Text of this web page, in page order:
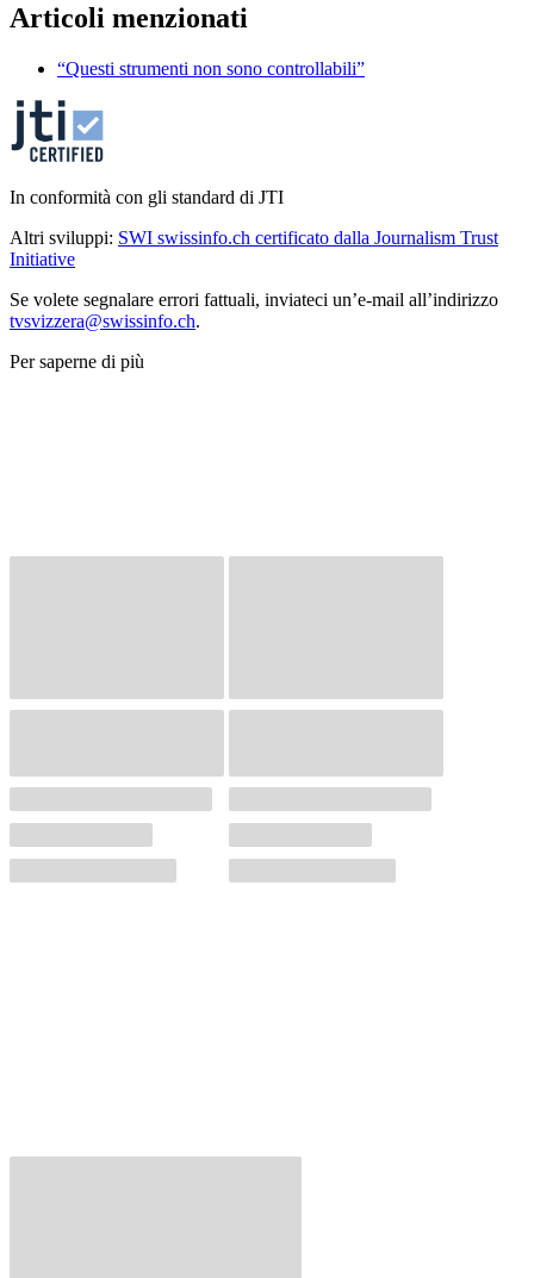
Articoli menzionati
“Questi strumenti non sono controllabili”
In conformità con gli standard di JTI
Altri sviluppi: SWI swissinfo.ch certificato dalla Journalism Trust
Initiative
Se volete segnalare errori fattuali, inviateci un’e-mail all’indirizzo
tvsvizzera@swissinfo.ch.
Per saperne di più